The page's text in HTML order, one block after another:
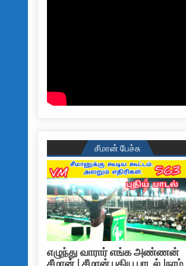
சீமான் பேச்சு
எழுந்து வாரார் எங்க அண்ணன்
சீமான் | சீமான் புதிய பாடல் |நாம்